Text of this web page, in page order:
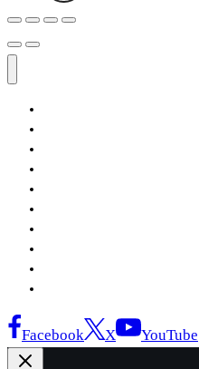
Facebook X YouTube